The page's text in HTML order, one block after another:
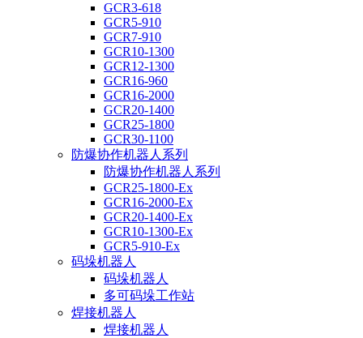
GCR3-618
GCR5-910
GCR7-910
GCR10-1300
GCR12-1300
GCR16-960
GCR16-2000
GCR20-1400
GCR25-1800
GCR30-1100
防爆协作机器人系列
防爆协作机器人系列
GCR25-1800-Ex
GCR16-2000-Ex
GCR20-1400-Ex
GCR10-1300-Ex
GCR5-910-Ex
码垛机器人
码垛机器人
多可码垛工作站
焊接机器人
焊接机器人